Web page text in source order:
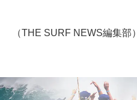
（THE SURF NEWS編集部）